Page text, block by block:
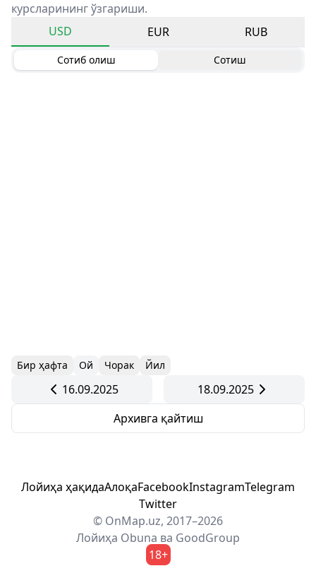
курсларининг ўзгариши.
USD
EUR RUB
Сотиб олиш Сотиш
Бир ҳафта Ой Чорак Йил
16.09.2025
18.09.2025
Архивга қайтиш
Лойиҳа ҳақидаАлоқаFacebookInstagramTelegram
Twitter
© OnMap.uz, 2017–2026
Лойиҳа Obuna ва GoodGroup
18+